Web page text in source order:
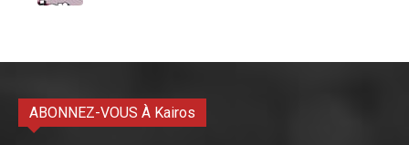
ABONNEZ-VOUS À Kairos